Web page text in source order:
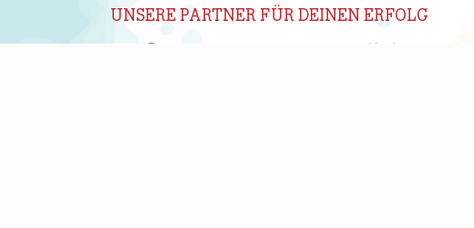
UNSERE PARTNER FÜR DEINEN ERFOLG